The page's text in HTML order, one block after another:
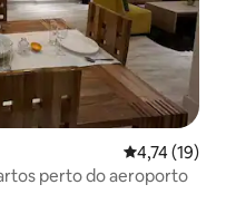
4,74 de uma
4,74 (19)
perto do aeroporto